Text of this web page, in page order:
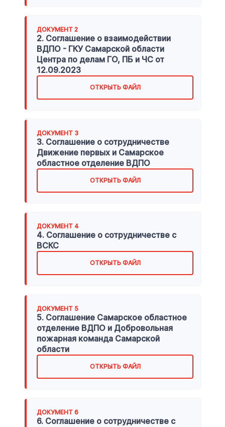
ДОКУМЕНТ 2
2. Соглашение о взаимодействии
ВДПО - ГКУ Самарской области
Центра по делам ГО, ПБ и ЧС от
12.09.2023
ОТКРЫТЬ ФАЙЛ
ДОКУМЕНТ 3
3. Соглашение о сотрудничестве
Движение первых и Самарское
областное отделение ВДПО
ОТКРЫТЬ ФАЙЛ
ДОКУМЕНТ 4
4. Соглашение о сотрудничестве с
ВСКС
ОТКРЫТЬ ФАЙЛ
ДОКУМЕНТ 5
5. Соглашение Самарское областное
отделение ВДПО и Добровольная
пожарная команда Самарской
области
ОТКРЫТЬ ФАЙЛ
ДОКУМЕНТ 6
6. Соглашение о сотрудничестве с